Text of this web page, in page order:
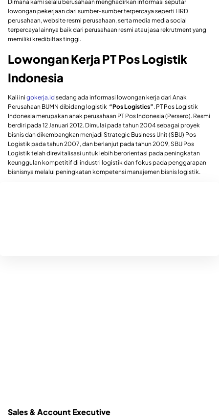
Dimana kami selalu berusahaan menghadirkan informasi seputar
lowongan pekerjaan dari sumber-sumber terpercaya seperti HRD
perusahaan, website resmi perusahaan, serta media media social
terpercaya lainnya baik dari perusahaan resmi atau jasa rekrutment yang
memiliki kredibiltas tinggi.
Lowongan Kerja PT Pos Logistik
Indonesia
Kali ini gokerja.id sedang ada informasi lowongan kerja dari Anak
Perusahaan BUMN dibidang logistik “Pos Logistics”. PT Pos Logistik
Indonesia merupakan anak perusahaan PT Pos Indonesia (Persero). Resmi
berdiri pada 12 Januari 2012. Dimulai pada tahun 2004 sebagai proyek
bisnis dan dikembangkan menjadi Strategic Business Unit (SBU) Pos
Logistik pada tahun 2007, dan berlanjut pada tahun 2009, SBU Pos
Logistik telah direvitalisasi untuk lebih berorientasi pada peningkatan
keunggulan kompetitif di industri logistik dan fokus pada penggarapan
bisnisnya melalui peningkatan kompetensi manajemen bisnis logistik.
Sales & Account Executive